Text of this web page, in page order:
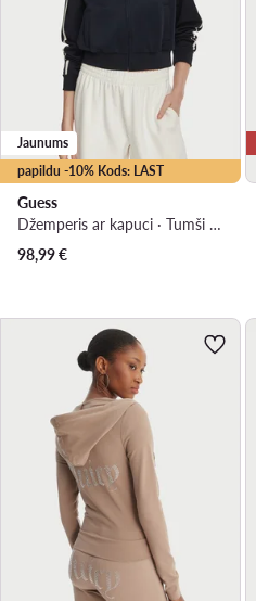
papildu -10% Kods: LAST
Jaunums
Guess
Džemperis ar kapuci · Tumši zils · Regular Fit
98,99€